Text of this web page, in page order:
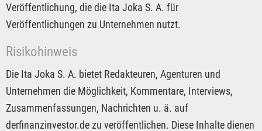
Veröffentlichung, die die Ita Joka S. A. für
Veröffentlichungen zu Unternehmen nutzt.
Risikohinweis
Die Ita Joka S. A. bietet Redakteuren, Agenturen und
Unternehmen die Möglichkeit, Kommentare, Interviews,
Zusammenfassungen, Nachrichten u. ä. auf
derfinanzinvestor.de zu veröffentlichen. Diese Inhalte dienen